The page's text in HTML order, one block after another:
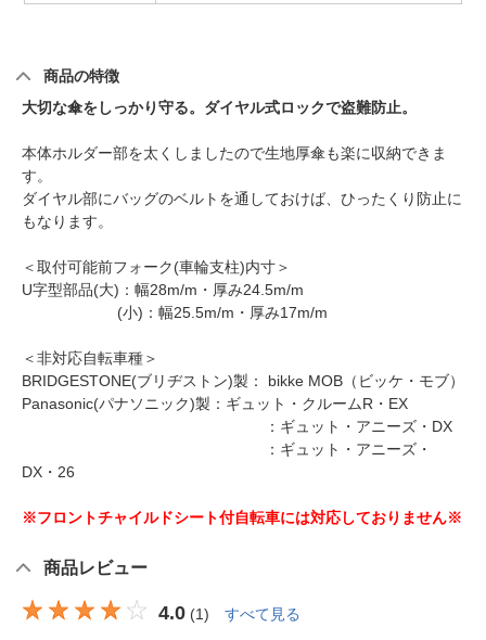
商品の特徴
大切な傘をしっかり守る。ダイヤル式ロックで盗難防止。
本体ホルダー部を太くしましたので生地厚傘も楽に収納できま
す。
ダイヤル部にバッグのベルトを通しておけば、ひったくり防止に
もなります。
＜取付可能前フォーク(車輪支柱)内寸＞
U字型部品(大)：幅28m/m・厚み24.5m/m
(小)：幅25.5m/m・厚み17m/m
＜非対応自転車種＞
BRIDGESTONE(ブリヂストン)製： bikke MOB（ビッケ・モブ）
Panasonic(パナソニック)製：ギュット・クルームR・EX
：ギュット・アニーズ・DX
：ギュット・アニーズ・
DX・26
※フロントチャイルドシート付自転車には対応しておりません※
商品レビュー
4.0 (1) すべて見る